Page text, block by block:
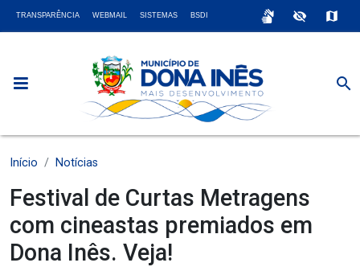
TRANSPARÊNCIA WEBMAIL SISTEMAS BSDI sign_language visibility_off map
search
Início Notícias
Festival de Curtas Metragens
com cineastas premiados em
Dona Inês. Veja!